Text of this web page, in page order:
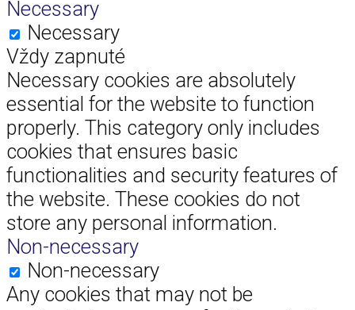
Necessary
Necessary
Vždy zapnuté
Necessary cookies are absolutely
essential for the website to function
properly. This category only includes
cookies that ensures basic
functionalities and security features of
the website. These cookies do not
store any personal information.
Non-necessary
Non-necessary
Any cookies that may not be